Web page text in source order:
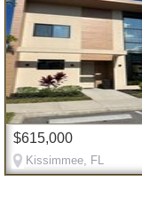
$615,000
Kissimmee, FL